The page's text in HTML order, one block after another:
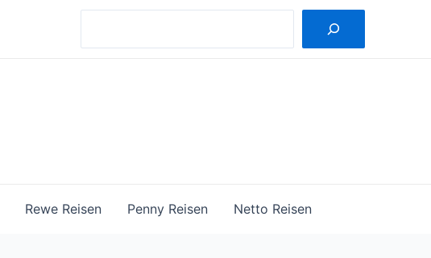
Rewe Reisen Penny Reisen Netto Reisen